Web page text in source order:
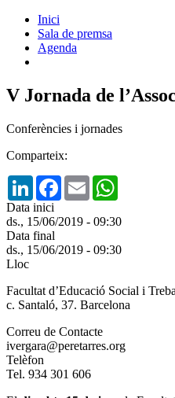
Inici
Sala de premsa
Agenda
V Jornada de
Conferències i jornades
Comparteix:
LinkedInFacebook
Email
Data inici
ds., 15/06/2019 - 09:30
Data final
ds., 15/06/2019 - 09:30
Lloc
Facultat d’Educació Social i
c. Santaló, 37. Barcelona
Correu de Contacte
ivergara@peretarres.org
Telèfon
Tel. 934 301 606